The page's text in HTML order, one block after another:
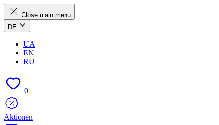
Close main menu
DE
UA
EN
RU
0
Aktionen